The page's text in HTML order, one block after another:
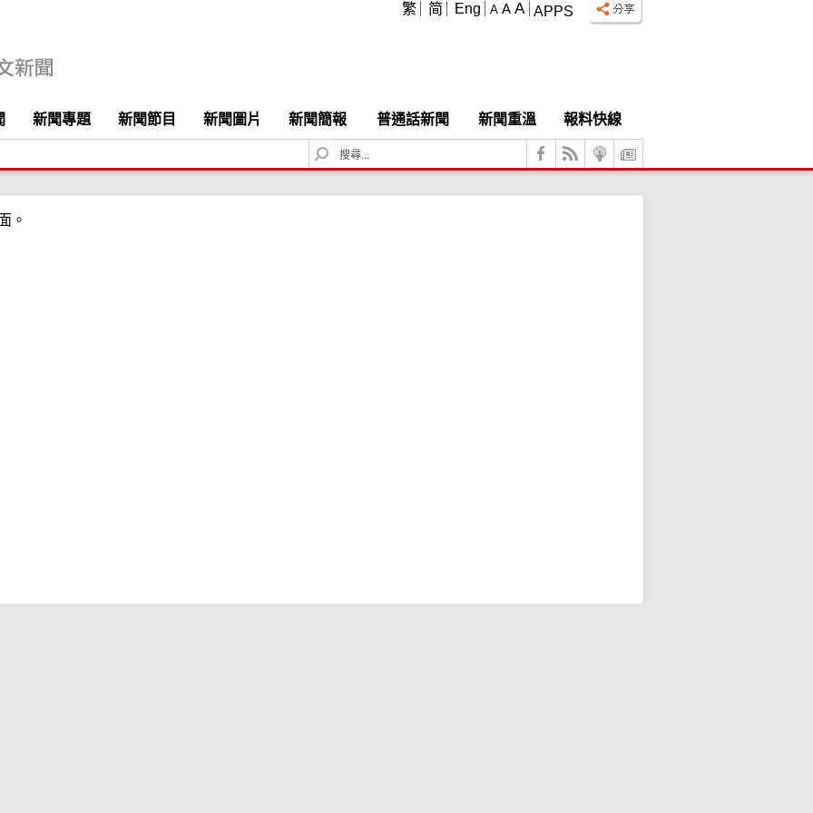
APPS
A A A
繁 简 Eng
新聞專題 新聞節目 新聞圖片 新聞簡報 普通話新聞 新聞重溫
報料快線
S
e
。